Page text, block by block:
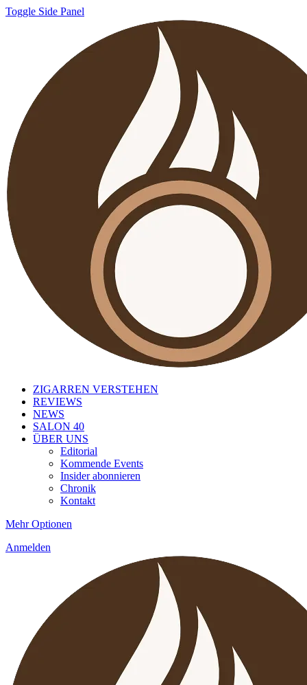
Toggle Side Panel
ZIGARREN VERSTEHEN
REVIEWS
NEWS
SALON 40
ÜBER UNS
Editorial
Kommende Events
Insider abonnieren
Chronik
Kontakt
Mehr Optionen
Anmelden